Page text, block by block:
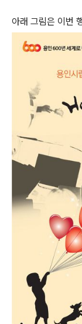
아래 그림은 이번